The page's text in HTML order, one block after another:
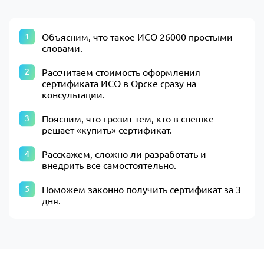
Объясним, что такое ИСО 26000 простыми
словами.
Рассчитаем стоимость оформления
сертификата ИСО в Орске сразу на
консультации.
Поясним, что грозит тем, кто в спешке
решает «купить» сертификат.
Расскажем, сложно ли разработать и
внедрить все самостоятельно.
Поможем законно получить сертификат за 3
дня.